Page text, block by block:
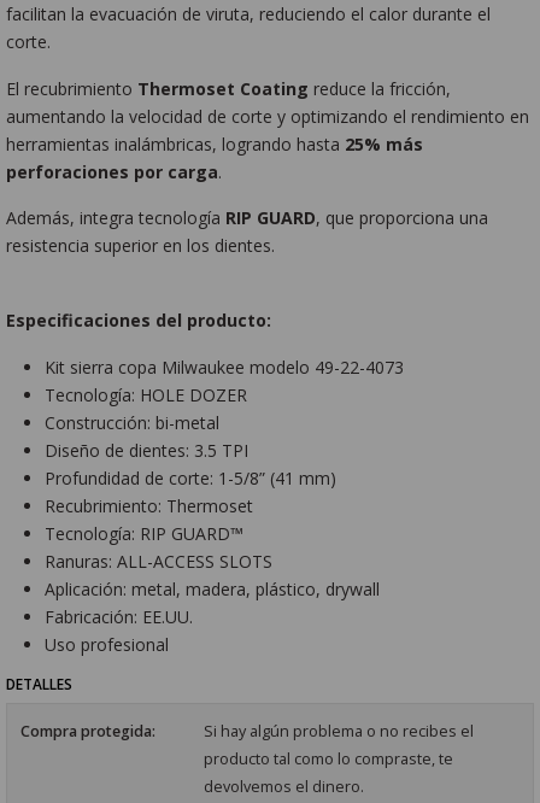
facilitan la evacuación de viruta, reduciendo el calor durante el
corte.
El recubrimiento Thermoset Coating reduce la fricción,
aumentando la velocidad de corte y optimizando el rendimiento en
herramientas inalámbricas, logrando hasta 25% más
perforaciones por carga.
Además, integra tecnología RIP GUARD, que proporciona una
resistencia superior en los dientes.
Especificaciones del producto:
Kit sierra copa Milwaukee modelo 49-22-4073
Tecnología: HOLE DOZER
Construcción: bi-metal
Diseño de dientes: 3.5 TPI
Profundidad de corte: 1-5/8” (41 mm)
Recubrimiento: Thermoset
Tecnología: RIP GUARD™
Ranuras: ALL-ACCESS SLOTS
Aplicación: metal, madera, plástico, drywall
Fabricación: EE.UU.
Uso profesional
DETALLES
Compra protegida:
Si hay algún problema o no recibes el
producto tal como lo compraste, te
devolvemos el dinero.